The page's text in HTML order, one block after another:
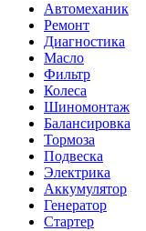
Автомеханик
Ремонт
Диагностика
Масло
Фильтр
Колеса
Шиномонтаж
Балансировка
Тормоза
Подвеска
Электрика
Аккумулятор
Генератор
Стартер